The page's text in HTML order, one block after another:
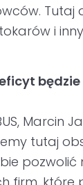
Tutaj
i
będzie
Marcin
tutaj